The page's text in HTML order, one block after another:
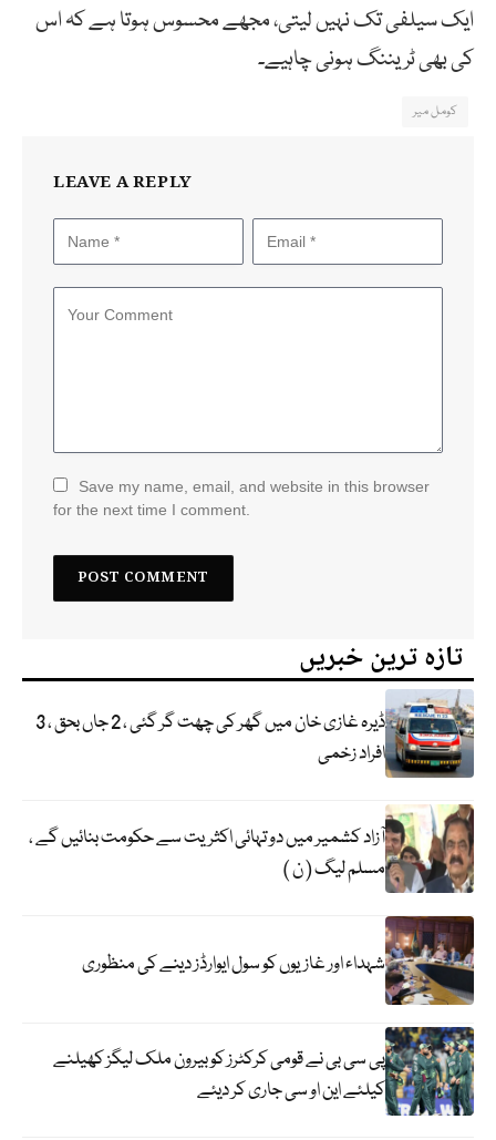
ایک سیلفی تک نہیں لیتی، مجھے محسوس ہوتا ہے کہ اس
کی بھی ٹریننگ ہونی چاہیے۔
کومل میر
LEAVE A REPLY
Save my name, email, and website in this browser
for the next time I comment.
تازہ ترین خبریں
ڈیرہ غازی خان میں گھر کی چھت گر گئی ، 2 جاں بحق ، 3
افراد زخمی
آزاد کشمیر میں دو تہائی اکثریت سے حکومت بنائیں گے ،
مسلم لیگ ( ن )
شہداء اور غازیوں کو سول ایوارڈز دینے کی منظوری
پی سی بی نے قومی کرکٹرز کو بیرون ملک لیگز کھیلنے
کیلئے این او سی جاری کر دیئے